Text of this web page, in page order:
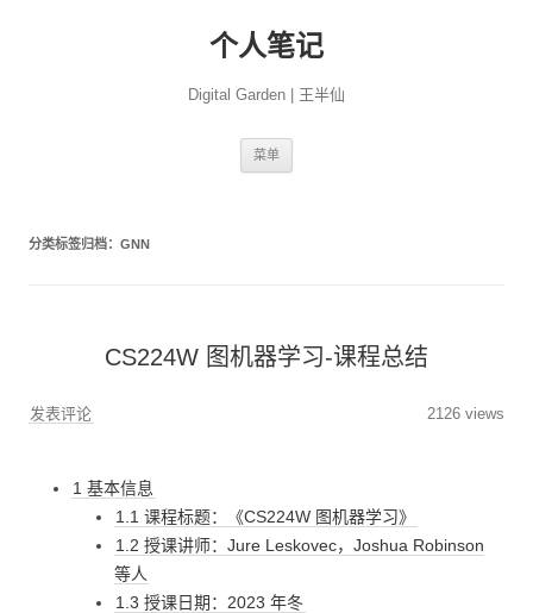
个人笔记
Digital Garden | 王半仙
菜单
分类标签归档： GNN
CS224W 图机器学习-课程总结
发表评论 2126 views
1 基本信息
1.1 课程标题：《CS224W 图机器学习》
1.2 授课讲师：Jure Leskovec，Joshua Robinson
等人
1.3 授课日期：2023 年冬